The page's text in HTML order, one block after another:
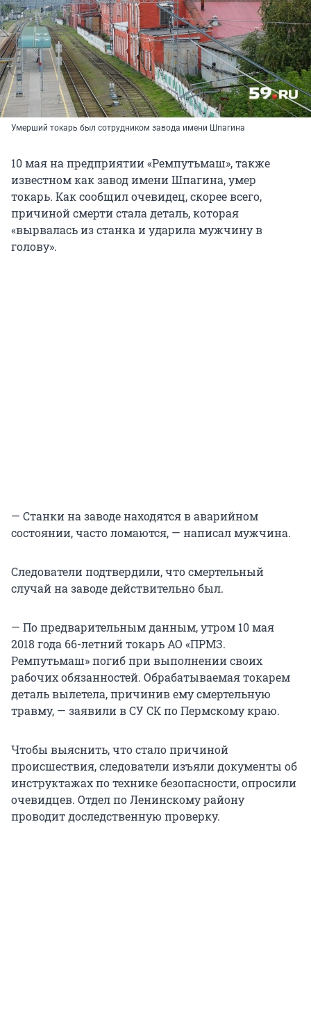
Умерший токарь был сотрудником завода имени Шпагина
10 мая на предприятии «Ремпутьмаш», также
известном как завод имени Шпагина, умер
токарь. Как сообщил очевидец, скорее всего,
причиной смерти стала деталь, которая
«вырвалась из станка и ударила мужчину в
голову».
— Станки на заводе находятся в аварийном
состоянии, часто ломаются, — написал мужчина.
Следователи подтвердили, что смертельный
случай на заводе действительно был.
— По предварительным данным, утром 10 мая
2018 года 66-летний токарь АО «ПРМЗ.
Ремпутьмаш» погиб при выполнении своих
рабочих обязанностей. Обрабатываемая токарем
деталь вылетела, причинив ему смертельную
травму, — заявили в СУ СК по Пермскому краю.
Чтобы выяснить, что стало причиной
происшествия, следователи изъяли документы об
инструктажах по технике безопасности, опросили
очевидцев. Отдел по Ленинскому району
проводит доследственную проверку.